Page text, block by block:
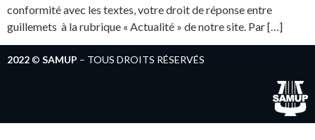
conformité avec les textes, votre droit de réponse entre
guillemets à la rubrique « Actualité » de notre site. Par […]
2022© SAMUP – TOUS DROITS RÉSERVÉS